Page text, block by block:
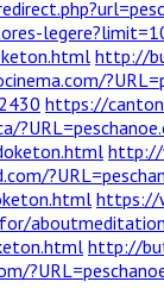
http://
https://
http://
https://
http://